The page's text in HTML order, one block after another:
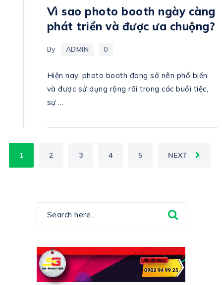
Vì sao photo booth ngày càng
phát triển và được ưa chuộng?
By ADMIN 0
Hiện nay, photo booth đang sở nên phổ biến
và được sử dụng rộng rãi trong các buổi tiệc,
sự …
POSTS
PAGINATION
1 2 3 4 5 NEXT